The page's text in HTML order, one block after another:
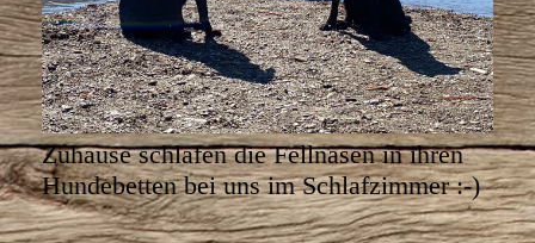
Zuhause schlafen die Fellnasen in ihren
Hundebetten bei uns im Schlafzimmer :-)